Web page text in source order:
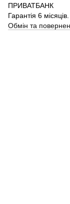
ПРИВАТБАНК
Гарантія 6 місяців.
Обмін та